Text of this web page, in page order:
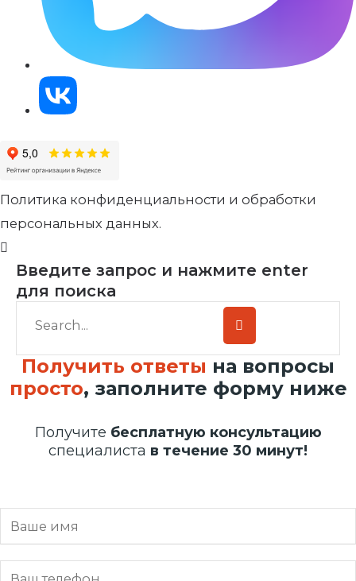
Политика конфиденциальности и обработки
персональных данных.
Введите запрос и нажмите enter
для поиска
Получить ответы на вопросы
просто, заполните форму ниже
Получите бесплатную консультацию
специалиста в течение 30 минут!